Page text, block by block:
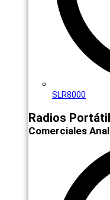
SLR8000
Radios
Comerciales